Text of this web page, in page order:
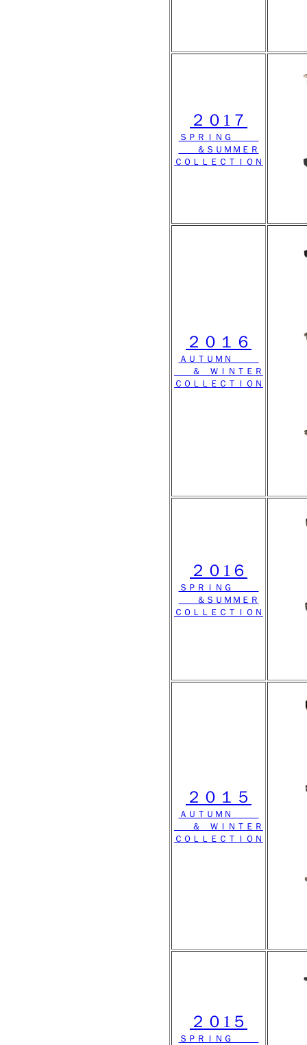
２０1７
ＳＰＲＩＮＧ
＆ＳＵＭＭＥＲ
ＣＯＬＬＥＣＴＩＯＮ
２０１６
ＡＵＴＵＭＮ
＆ ＷＩＮＴＥＲ
ＣＯＬＬＥＣＴＩＯＮ
２０1６
ＳＰＲＩＮＧ
＆ＳＵＭＭＥＲ
ＣＯＬＬＥＣＴＩＯＮ
２０１５
ＡＵＴＵＭＮ
＆ ＷＩＮＴＥＲ
ＣＯＬＬＥＣＴＩＯＮ
２０1５
ＳＰＲＩＮＧ